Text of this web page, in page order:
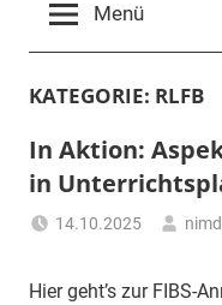
Menü
KATEGORIE: RLFB
In Aktion:
in
14.10.2025
Hier geht’s zur FIBS-